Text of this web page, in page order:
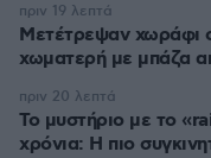
Μετέτρεψαν χωράφι
χωματερή με μπάζα
πριν 19 λεπτά
Το μυστήριο με το
χρόνια: Η πιο
πριν 20 λεπτά